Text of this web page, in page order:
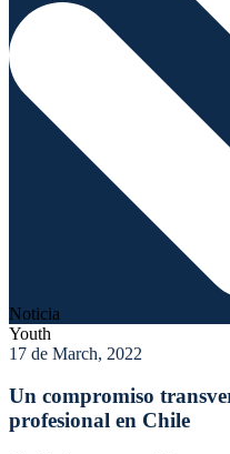
Noticia
Youth
17 de March, 2022
Un compromiso
profesional en Chile